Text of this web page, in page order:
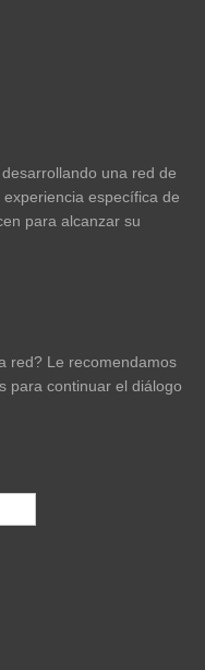
una red de
específica de
para alcanzar su
red? Le recomendamos
para continuar el diálogo